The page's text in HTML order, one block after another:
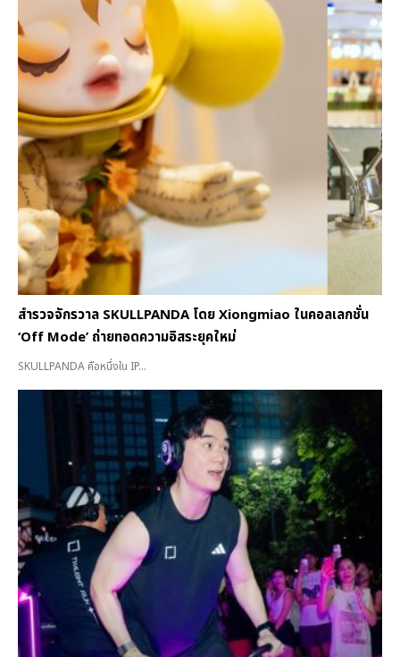
สำรวจจักรวาล SKULLPANDA โดย Xiongmiao ในคอลเลกชั่น
‘Off Mode’ ถ่ายทอดความอิสระยุคใหม่
SKULLPANDA คือหนึ่งใน IP...